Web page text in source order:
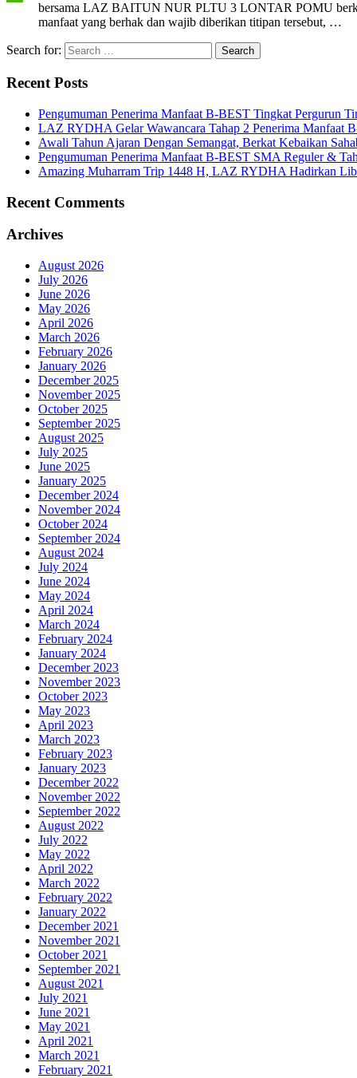
bersama LAZ BAITUN NUR PLTU 3 LONTAR POMU
manfaat yang berhak dan wajib diberikan titipan tersebut, …
Search for:
Recent Posts
Pengumuman Penerima Manfaat B-BEST Tingkat Pergurun
LAZ RYDHA Gelar Wawancara Tahap 2 Penerima Manfaat
Awali Tahun Ajaran Dengan Semangat, Berkat Kebaikan
Pengumuman Penerima Manfaat B-BEST SMA Reguler &
Amazing Muharram Trip 1448 H, LAZ RYDHA Hadirkan
Recent Comments
Archives
August 2026
July 2026
June 2026
May 2026
April 2026
March 2026
February 2026
January 2026
December 2025
November 2025
October 2025
September 2025
August 2025
July 2025
June 2025
January 2025
December 2024
November 2024
October 2024
September 2024
August 2024
July 2024
June 2024
May 2024
April 2024
March 2024
February 2024
January 2024
December 2023
November 2023
October 2023
May 2023
April 2023
March 2023
February 2023
January 2023
December 2022
November 2022
September 2022
August 2022
July 2022
May 2022
April 2022
March 2022
February 2022
January 2022
December 2021
November 2021
October 2021
September 2021
August 2021
July 2021
June 2021
May 2021
April 2021
March 2021
February 2021